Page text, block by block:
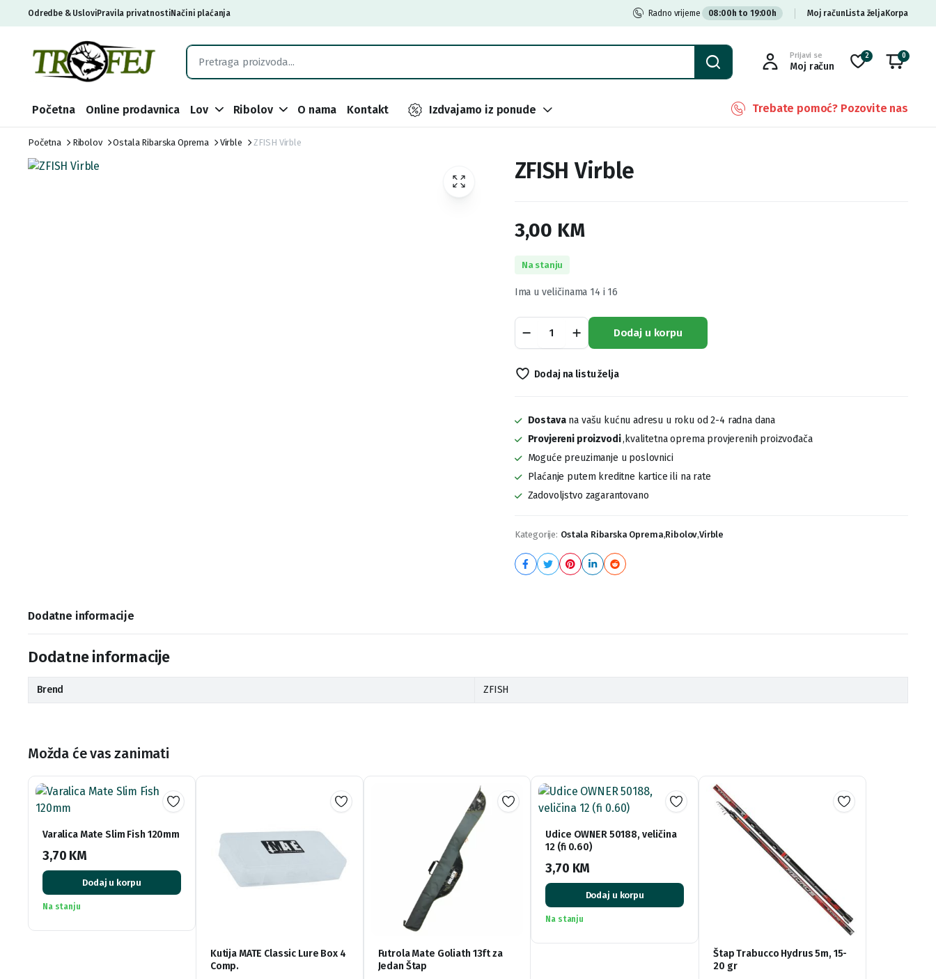
Odredbe & UsloviPravila privatnostiNačini plaćanja Radno vrijeme 08:00h to 19:00h Moj račun Lista željaKorpa
Prijavi se
Moj račun
2 0
Početna Online prodavnica Lov Ribolov O nama Kontakt Izdvajamo iz ponude Trebate pomoć? Pozovite nas
Početna Ribolov Ostala Ribarska Oprema Virble ZFISH Virble
ZFISH Virble
3,00 KM
Na stanju
Ima u veličinama 14 i 16
Virble
quantity
Dodaj u korpu
Dodaj na listu želja
Dostavana vašu kućnu adresu u roku od 2-4 radna dana
Provjereni proizvodi,kvalitetna oprema provjerenih proizvođača
Moguće preuzimanje u poslovnici
Plaćanje putem kreditne kartice ili na rate
Zadovoljstvo zagarantovano
Kategorije: Ostala Ribarska Oprema,Ribolov,Virble
Dodatne informacije
Dodatne informacije
Brend ZFISH
Možda će vas zanimati
Varalica Mate Slim Fish 120mm
3,70 KM
Dodaj u korpu
Na stanju
Kutija MATE Classic Lure Box 4
Comp.
Futrola Mate Goliath 13ft za
Jedan Štap
Udice OWNER 50188, veličina
12 (fi 0.60)
3,70 KM
Dodaj u korpu
Na stanju
Štap Trabucco Hydrus 5m, 15-
20 gr